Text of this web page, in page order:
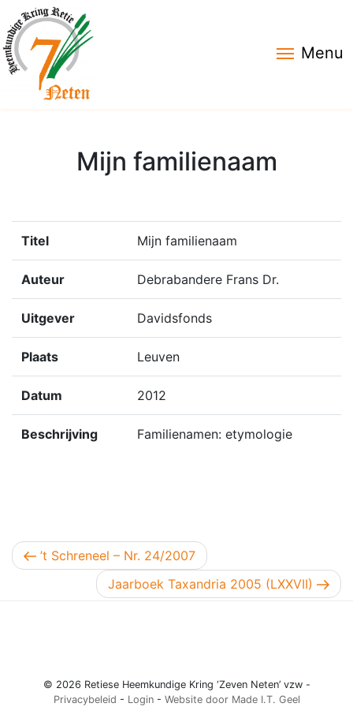
Menu
Mijn familienaam
Titel Mijn familienaam
Auteur Debrabandere Frans Dr.
Uitgever Davidsfonds
Plaats Leuven
Datum 2012
Beschrijving Familienamen: etymologie
Berichtnavigatie
Vorig bericht
’t Schreneel – Nr. 24/2007
Volgend bericht
Jaarboek Taxandria 2005 (LXXVII)
© 2026 Retiese Heemkundige Kring ‘Zeven Neten’ vzw -
Privacybeleid - Login- Website door Made I.T. Geel